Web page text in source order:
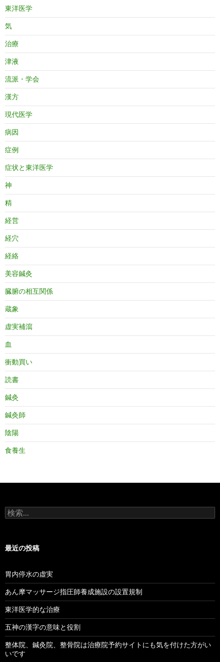
東洋医学
気
治療
津液
流派・学会
漢方
現代医学
病因
症例
症状と東洋医学
神
精
経営
経穴
経絡
美容鍼灸
臓腑の相互関係
蔵象
虚実補瀉
血
衝動買い
読書
鍼灸
鍼灸師
陰陽
食養生
検
索:
最近の投稿
胃内停水の虚実
あん摩マッサージ指圧師養成施設の設置規制
東洋医学的な治療
五神の漢字の意味と役割
整体院、鍼灸院、整骨院は治療院予約サイトにも気を付けた方がい
いです